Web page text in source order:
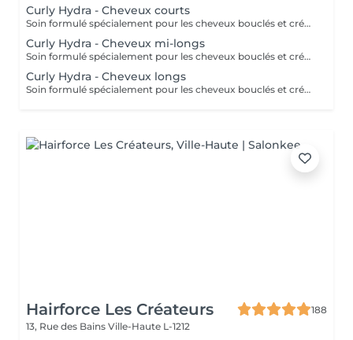
Curly Hydra - Cheveux courts
Soin formulé spécialement pour les cheveux bouclés et crépus en manque de définition et d'hydratation. Ce soin comprend 5 étapes qui aideront votre chevelure à retrouver sa vivacité. ( séchage son inclu dans le tarif ) Nous restons à votre disposition pour plus d'informations
Curly Hydra - Cheveux mi-longs
Soin formulé spécialement pour les cheveux bouclés et crépus en manque de définition et d'hydratation. Ce soin comprend 5 étapes qui aideront votre chevelure à retrouver sa vivacité. ( Séchage non inclu dans le tarif ) Nous restons à votre disposition pour plus d'informations
Curly Hydra - Cheveux longs
Soin formulé spécialement pour les cheveux bouclés et crépus en manque de définition et d'hydratation. Ce soin comprend 5 étapes qui aideront votre chevelure à retrouver sa vivacité. Nous restons à votre disposition pour plus d'informations
Hairforce Les Créateurs
188
13, Rue des Bains Ville-Haute L-1212